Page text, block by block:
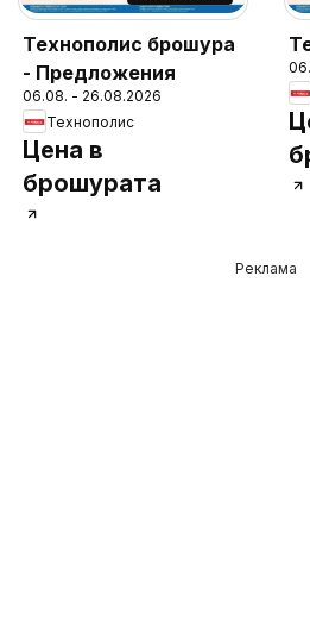
Технополис брошура
- Предложения
06.08. - 26.08.2026
Технополис
Цена в
брошурата
Реклама